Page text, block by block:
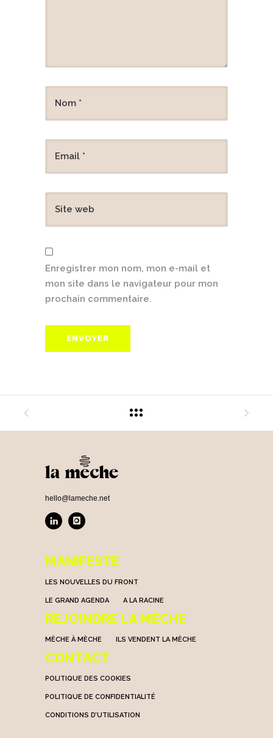
Enregistrer mon nom, mon e-mail et
mon site dans le navigateur pour mon
prochain commentaire.
hello@lameche.net
MANIFESTE
LES NOUVELLES DU FRONT
LE GRAND AGENDA A LA RACINE
REJOINDRE LA MÈCHE
MÈCHE À MÈCHE ILS VENDENT LA MÈCHE
CONTACT
POLITIQUE DES COOKIES
POLITIQUE DE CONFIDENTIALITÉ
CONDITIONS D’UTILISATION